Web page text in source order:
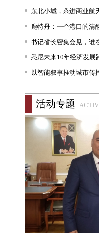
东北小城，杀进商业航
鹿特丹：一个港口的清
书记省长密集会见，谁
悉尼未来10年经济发展
以智能叙事推动城市传播
活动专题